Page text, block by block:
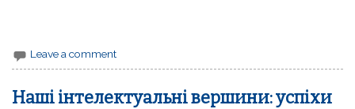
Leave a comment
Наші інтелектуальні вершини: успіхи